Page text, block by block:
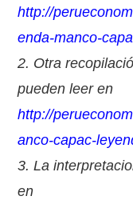
http://
enda-manco-
2. Otra
pueden leer en
http://
anco-capac-
3. La
en